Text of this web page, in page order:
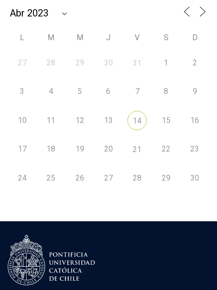
L M M J V S D
27 28 29 30 31 1 2
3 4 5 6 7 8 9
10 11 12 13 14 15 16
17 18 19 20 21 22 23
24 25 26 27 28 29 30